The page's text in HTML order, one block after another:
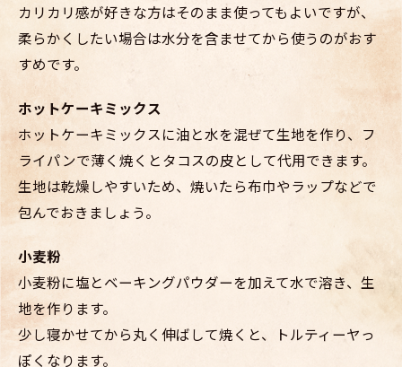
カリカリ感が好きな方はそのまま使ってもよいですが、
柔らかくしたい場合は水分を含ませてから使うのがおす
すめです。
ホットケーキミックス
ホットケーキミックスに油と水を混ぜて生地を作り、フ
ライパンで薄く焼くとタコスの皮として代用できます。
生地は乾燥しやすいため、焼いたら布巾やラップなどで
包んでおきましょう。
小麦粉
小麦粉に塩とベーキングパウダーを加えて水で溶き、生
地を作ります。
少し寝かせてから丸く伸ばして焼くと、トルティーヤっ
ぽくなります。